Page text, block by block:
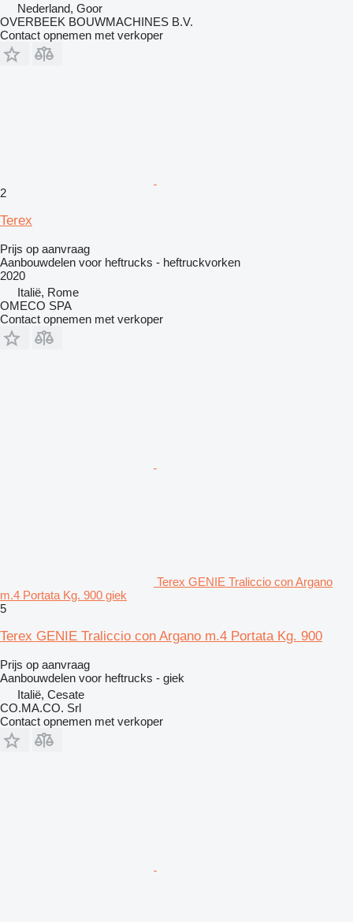
Nederland, Goor
OVERBEEK BOUWMACHINES B.V.
Contact opnemen met verkoper
2
Terex
Prijs op aanvraag
Aanbouwdelen voor heftrucks - heftruckvorken
2020
Italië, Rome
OMECO SPA
Contact opnemen met verkoper
Terex GENIE Traliccio con Argano
m.4 Portata Kg. 900 giek
5
Terex GENIE Traliccio con Argano m.4 Portata Kg. 900
Prijs op aanvraag
Aanbouwdelen voor heftrucks - giek
Italië, Cesate
CO.MA.CO. Srl
Contact opnemen met verkoper